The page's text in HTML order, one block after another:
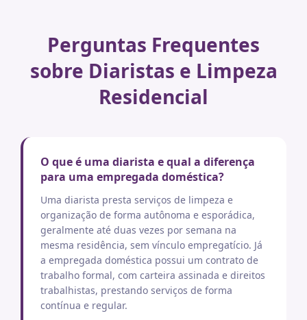
Perguntas Frequentes
sobre Diaristas e Limpeza
Residencial
O que é uma diarista e qual a diferença
para uma empregada doméstica?
Uma diarista presta serviços de limpeza e
organização de forma autônoma e esporádica,
geralmente até duas vezes por semana na
mesma residência, sem vínculo empregatício. Já
a empregada doméstica possui um contrato de
trabalho formal, com carteira assinada e direitos
trabalhistas, prestando serviços de forma
contínua e regular.